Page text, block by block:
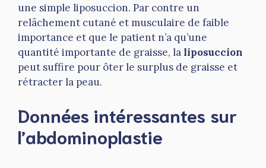
une simple liposuccion. Par contre un
relâchement cutané et musculaire de faible
importance et que le patient n’a qu’une
quantité importante de graisse, la liposuccion
peut suffire pour ôter le surplus de graisse et
rétracter la peau.
Données intéressantes sur
l’abdominoplastie